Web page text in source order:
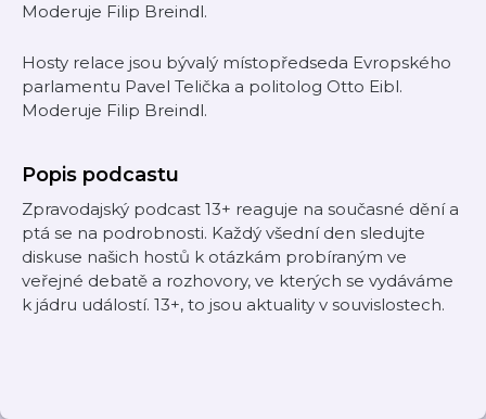
Moderuje Filip Breindl.
Hosty relace jsou bývalý místopředseda Evropského
parlamentu Pavel Telička a politolog Otto Eibl.
Moderuje Filip Breindl.
Popis podcastu
Zpravodajský podcast 13+ reaguje na současné dění a
ptá se na podrobnosti. Každý všední den sledujte
diskuse našich hostů k otázkám probíraným ve
veřejné debatě a rozhovory, ve kterých se vydáváme
k jádru událostí. 13+, to jsou aktuality v souvislostech.